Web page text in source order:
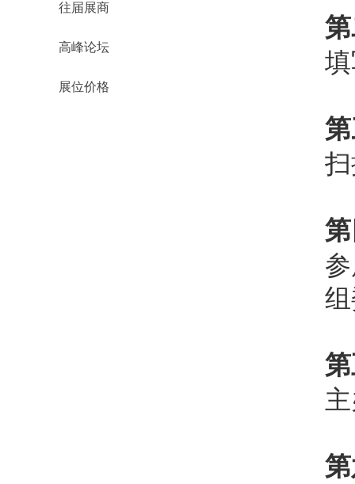
往届展商
高峰论坛
展位价格